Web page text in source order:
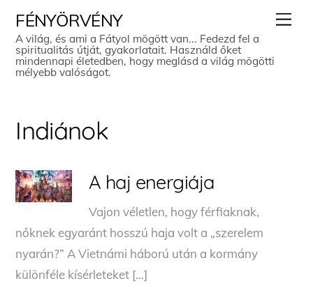
content
FÉNYÖRVÉNY
A világ, és ami a Fátyol mögött van... Fedezd fel a
spiritualitás útját, gyakorlatait. Használd őket
mindennapi életedben, hogy meglásd a világ mögötti
mélyebb valóságot.
Indiánok
A haj energiája
Vajon véletlen, hogy férfiaknak,
nőknek egyaránt hosszú haja volt a „szerelem
nyarán?” A Vietnámi háború után a kormány
különféle kísérleteket […]